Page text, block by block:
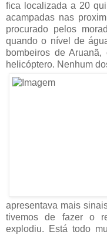
fica localizada a 20
acampadas nas
procurado pelos
quando o nível de
bombeiros de
helicóptero. Nenhum
apresentava mais
tivemos de fazer o
explodiu. Está todo